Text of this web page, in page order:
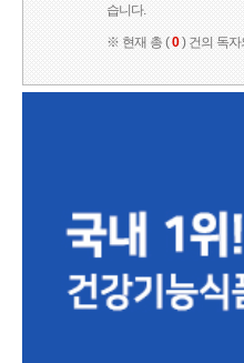
습니다.
※ 현재 총 (0) 건의 독자